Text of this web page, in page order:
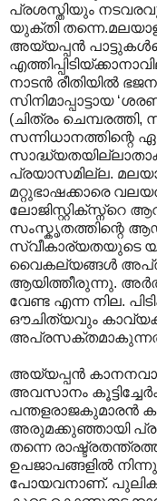
പ്രശസ്തിയും
യുക്തി
അയ്യപ്പൻ
നാടൻ രീതിയിൽ
സിനിമാപ്പാട്ടായ
(ചിത്രം ചെമ്പരത്തി,
സന്നിധാനത്തിന്റെ
പ്രയാസമില്ല.
മറ്റുഭാഷക്കാരെ
ലോജിസ്റ്റിക്സ്ന്റെ
സംസ്കൃതത്തിന്റെ
സ്വീകാര്യതയുടെ
വൈകല്യങ്ങൾ
ആയിത്തീരുന്നു.
വേണ്ട എന്ന നില.
ഔചിത്യവും
അയ്യപ്പൻ
അവസാനം
പന്തളരാജകുമാരൻ
അരുമക്കുഞ്ഞായി
തന്നെ
ഉപജാപങ്ങളിൽ
പോയവനാണ്.